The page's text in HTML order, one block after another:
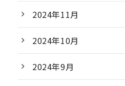
2024年11月
2024年10月
2024年9月